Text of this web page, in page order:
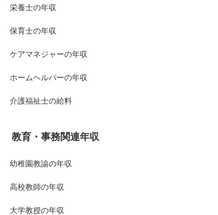
栄養士の年収
保育士の年収
ケアマネジャーの年収
ホームヘルパーの年収
介護福祉士の給料
教育・事務関連年収
幼稚園教諭の年収
高校教師の年収
大学教授の年収